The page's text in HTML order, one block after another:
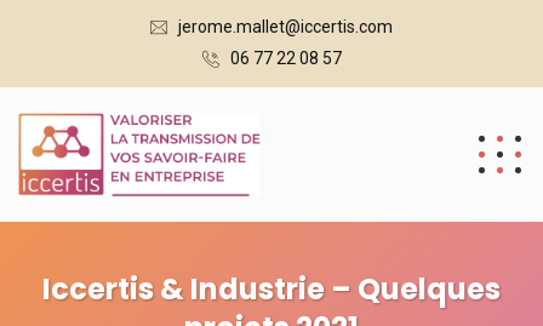
jerome.mallet@iccertis.com
06 77 22 08 57
Iccertis & Industrie – Quelques